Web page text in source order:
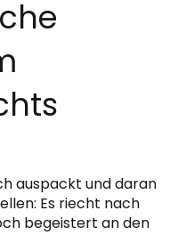
auspackt und daran
Es riecht nach
begeistert an den